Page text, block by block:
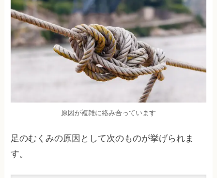
原因が複雑に絡み合っています
足のむくみの原因として次のものが挙げられま
す。